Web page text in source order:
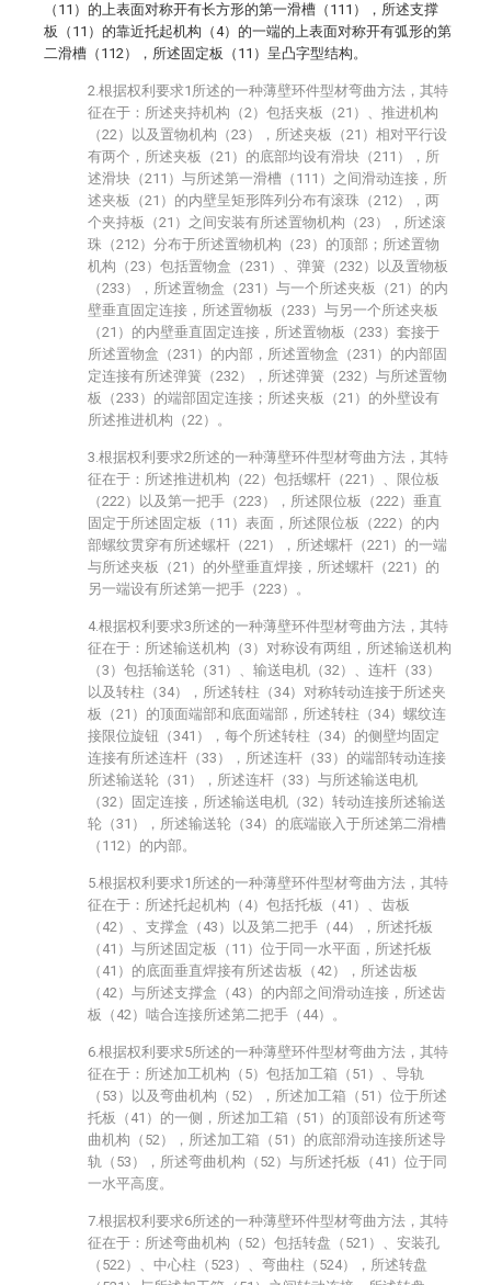
（11）的上表面对称开有长方形的第一滑槽（111），所述支撑
板（11）的靠近托起机构（4）的一端的上表面对称开有弧形的第
二滑槽（112），所述固定板（11）呈凸字型结构。
2.根据权利要求1所述的一种薄壁环件型材弯曲方法，其特
征在于：所述夹持机构（2）包括夹板（21）、推进机构
（22）以及置物机构（23），所述夹板（21）相对平行设
有两个，所述夹板（21）的底部均设有滑块（211），所
述滑块（211）与所述第一滑槽（111）之间滑动连接，所
述夹板（21）的内壁呈矩形阵列分布有滚珠（212），两
个夹持板（21）之间安装有所述置物机构（23），所述滚
珠（212）分布于所述置物机构（23）的顶部；所述置物
机构（23）包括置物盒（231）、弹簧（232）以及置物板
（233），所述置物盒（231）与一个所述夹板（21）的内
壁垂直固定连接，所述置物板（233）与另一个所述夹板
（21）的内壁垂直固定连接，所述置物板（233）套接于
所述置物盒（231）的内部，所述置物盒（231）的内部固
定连接有所述弹簧（232），所述弹簧（232）与所述置物
板（233）的端部固定连接；所述夹板（21）的外壁设有
所述推进机构（22）。
3.根据权利要求2所述的一种薄壁环件型材弯曲方法，其特
征在于：所述推进机构（22）包括螺杆（221）、限位板
（222）以及第一把手（223），所述限位板（222）垂直
固定于所述固定板（11）表面，所述限位板（222）的内
部螺纹贯穿有所述螺杆（221），所述螺杆（221）的一端
与所述夹板（21）的外壁垂直焊接，所述螺杆（221）的
另一端设有所述第一把手（223）。
4.根据权利要求3所述的一种薄壁环件型材弯曲方法，其特
征在于：所述输送机构（3）对称设有两组，所述输送机构
（3）包括输送轮（31）、输送电机（32）、连杆（33）
以及转柱（34），所述转柱（34）对称转动连接于所述夹
板（21）的顶面端部和底面端部，所述转柱（34）螺纹连
接限位旋钮（341），每个所述转柱（34）的侧壁均固定
连接有所述连杆（33），所述连杆（33）的端部转动连接
所述输送轮（31），所述连杆（33）与所述输送电机
（32）固定连接，所述输送电机（32）转动连接所述输送
轮（31），所述输送轮（34）的底端嵌入于所述第二滑槽
（112）的内部。
5.根据权利要求1所述的一种薄壁环件型材弯曲方法，其特
征在于：所述托起机构（4）包括托板（41）、齿板
（42）、支撑盒（43）以及第二把手（44），所述托板
（41）与所述固定板（11）位于同一水平面，所述托板
（41）的底面垂直焊接有所述齿板（42），所述齿板
（42）与所述支撑盒（43）的内部之间滑动连接，所述齿
板（42）啮合连接所述第二把手（44）。
6.根据权利要求5所述的一种薄壁环件型材弯曲方法，其特
征在于：所述加工机构（5）包括加工箱（51）、导轨
（53）以及弯曲机构（52），所述加工箱（51）位于所述
托板（41）的一侧，所述加工箱（51）的顶部设有所述弯
曲机构（52），所述加工箱（51）的底部滑动连接所述导
轨（53），所述弯曲机构（52）与所述托板（41）位于同
一水平高度。
7.根据权利要求6所述的一种薄壁环件型材弯曲方法，其特
征在于：所述弯曲机构（52）包括转盘（521）、安装孔
（522）、中心柱（523）、弯曲柱（524），所述转盘